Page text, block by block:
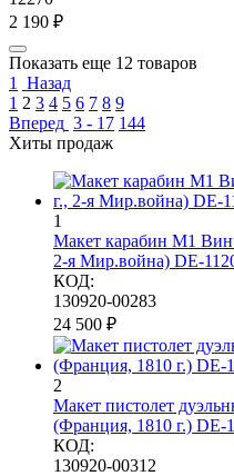
2 190 ₽
Показать еще 12 товаров
1
Назад
1 2 3 4 5 6 7 8 9
Вперед 3 - 17 144
Хиты продаж
1
Макет карабин М1
2-я Мир.война) DE-
КОД:
130920-00283
24 500 ₽
2
Макет пистолет
(Франция, 1810 г.) DE-
КОД:
130920-00312